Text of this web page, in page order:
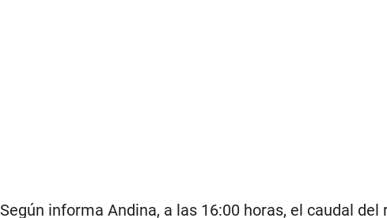
Según informa Andina, a las 16:00 horas, el caudal del